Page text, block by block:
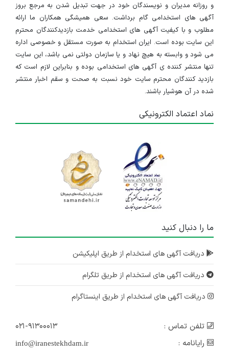
و روزانه مدیران و نویسندگان خود در جهت تبدیل شدن به مرجع بروز
آگهی های استخدامی گام برداشت. سعی همیشگی همکاران ما ارائه
مطلوب و با کیفیت آگهی های استخدامی خدمت بازدیدکنندگان محترم
این سایت بوده است. ایران استخدام به صورت مستقل و خصوصی اداره
می شود و وابسته به هیچ نهاد و یا سازمان دولتی نمی باشد، این سایت
تنها منتشر کننده ی آگهی های استخدامی بوده و بنابراین لازم است که
بازدید کنندگان محترم سایت خود نسبت به صحت و سقم اخبار منتشر
شده در آن هوشیار باشند.
نماد اعتماد الکترونیکی
ما را دنبال کنید
دریافت آگهی های استخدام از طریق اپلیکیشن
دریافت آگهی های استخدام از طریق تلگرام
دریافت آگهی های استخدام از طریق اینستاگرام
تلفن تماس :
۰۲۱-۹۱۳۰۰۰۱۳
رایانامه :
info@iranestekhdam.ir